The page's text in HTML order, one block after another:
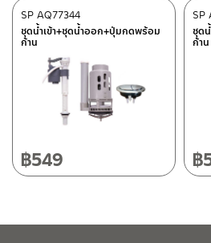
After Sales Service Center
118/33 Onsirin M.8, Sunpuloey,
Tel: 080-075-2626
Operating Time
Saturday 8:30-15:00 hrs.
Closed on Sunday and Special /
ติดต่อ ชาญไพบูลย์ / Contact Us
ชุดน้ำเข้า+ชุดน้ำออก+ปุ่มกดพร้อม
ก้าน
SP AQ77344
฿549
ชุด
ก้าน
SP
฿